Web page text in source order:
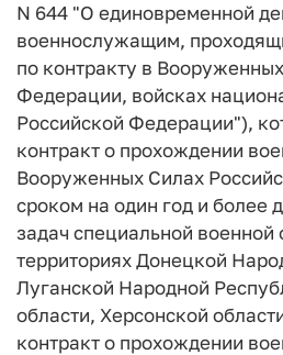
N 644 "О единовременной
военнослужащим,
по контракту в
Федерации, войсках
Российской Федерации"),
контракт о прохождении
Вооруженных Силах
сроком на один год и более
задач специальной военной
территориях Донецкой
Луганской Народной
области, Херсонской
контракт о прохождении